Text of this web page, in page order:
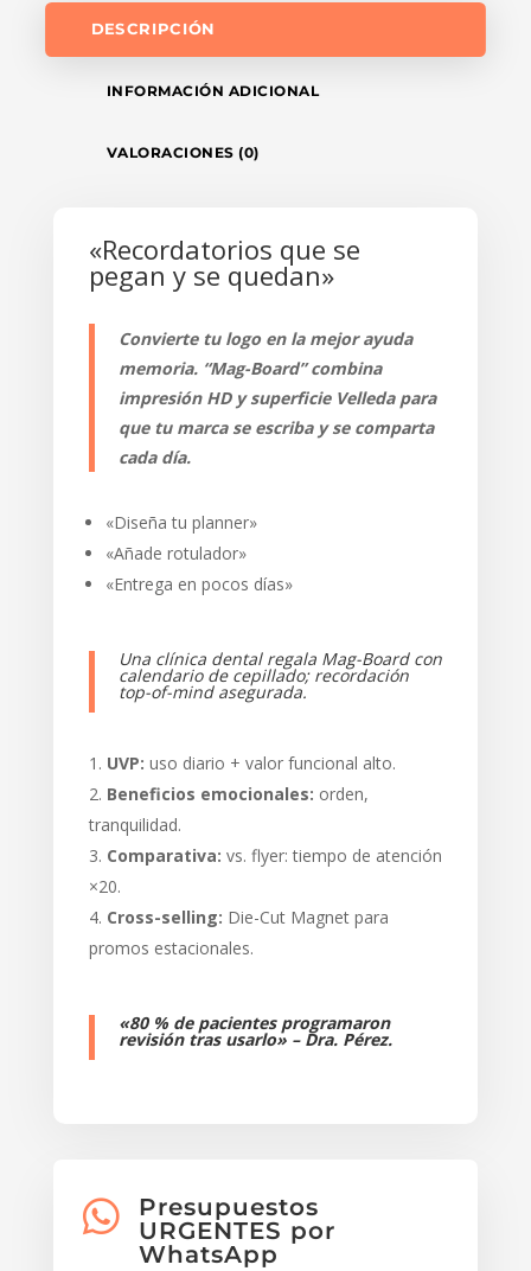
DESCRIPCIÓN
INFORMACIÓN ADICIONAL
VALORACIONES (0)
«Recordatorios que se
pegan y se quedan»
Convierte tu logo en la mejor ayuda
memoria. “Mag-Board” combina
impresión HD y superficie Velleda para
que tu marca se escriba y se comparta
cada día.
«Diseña tu planner»
«Añade rotulador»
«Entrega en pocos días»
Una clínica dental regala Mag-Board con
calendario de cepillado; recordación
top-of-mind asegurada.
UVP: uso diario + valor funcional alto.
Beneficios emocionales: orden,
tranquilidad.
Comparativa: vs. flyer: tiempo de atención
×20.
Cross-selling: Die-Cut Magnet para
promos estacionales.
«80 % de pacientes programaron
revisión tras usarlo» – Dra. Pérez.

Presupuestos
URGENTES por
WhatsApp